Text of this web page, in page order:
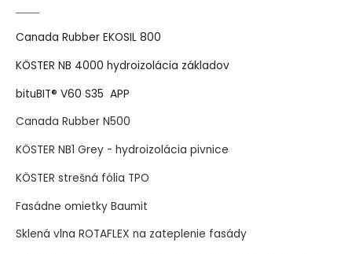
Canada Rubber EKOSIL 800
KÖSTER NB 4000 hydroizolácia základov
bituBIT® V60 S35 APP
Canada Rubber N500
KÖSTER NB1 Grey - hydroizolácia pivnice
KÖSTER strešná fólia TPO
Fasádne omietky Baumit
Sklená vlna ROTAFLEX na zateplenie fasády